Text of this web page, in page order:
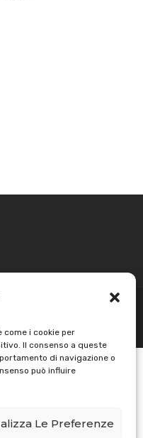
come i cookie per
Il consenso a queste
di navigazione o
può influire
Le Preferenze